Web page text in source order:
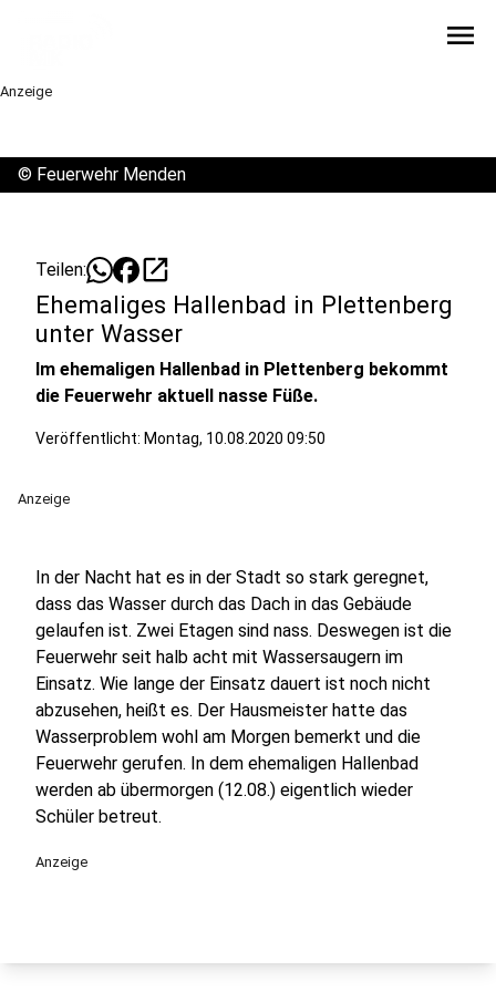
menu
Anzeige
© Feuerwehr Menden
Teilen: open_in_new
Ehemaliges Hallenbad in Plettenberg
unter Wasser
Im ehemaligen Hallenbad in Plettenberg bekommt
die Feuerwehr aktuell nasse Füße.
Veröffentlicht: Montag, 10.08.2020 09:50
Anzeige
In der Nacht hat es in der Stadt so stark geregnet,
dass das Wasser durch das Dach in das Gebäude
gelaufen ist. Zwei Etagen sind nass. Deswegen ist die
Feuerwehr seit halb acht mit Wassersaugern im
Einsatz. Wie lange der Einsatz dauert ist noch nicht
abzusehen, heißt es. Der Hausmeister hatte das
Wasserproblem wohl am Morgen bemerkt und die
Feuerwehr gerufen. In dem ehemaligen Hallenbad
werden ab übermorgen (12.08.) eigentlich wieder
Schüler betreut.
Anzeige